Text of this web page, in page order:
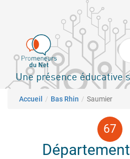
principal
Une présence éducative
Fil d'Ariane
Accueil Bas Rhin Saumier